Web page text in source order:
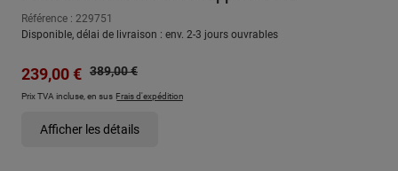
Référence : 229751
Disponible, délai de livraison : env. 2-3 jours ouvrables
Prix de vente :
239,00 € Prix régulier :
389,00 €
Prix TVA incluse, en sus Frais d'expédition
Afficher les détails